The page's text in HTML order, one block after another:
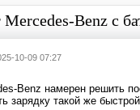
Mercedes-Benz с
10-09 07:27
Benz намерен решить
зарядку такой же